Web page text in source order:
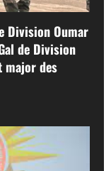
Division Oumar
de Division
major des